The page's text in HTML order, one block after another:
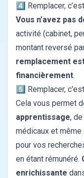
4️⃣ Remplacer,
Vous n’avez pas
activité (cabinet,
montant reversé
remplacement
financièrement.
5️⃣ Remplacer,
Cela vous permet
apprentissage,
médicaux et même
pour vos
en étant rémunéré.
enrichissante